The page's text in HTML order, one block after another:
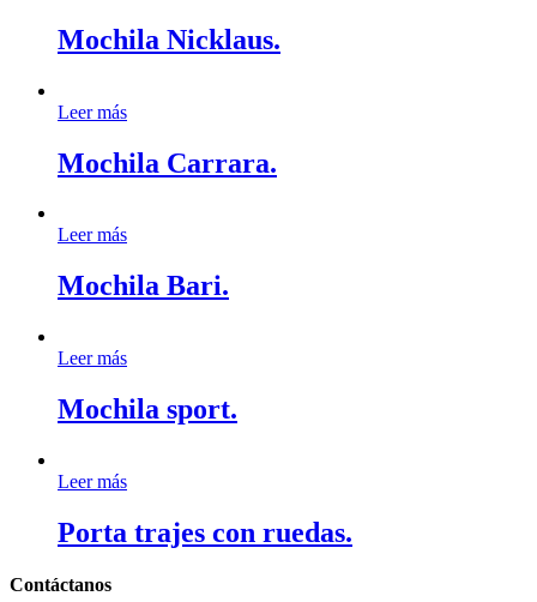
Mochila Nicklaus.
Leer más
Mochila Carrara.
Leer más
Mochila Bari.
Leer más
Mochila sport.
Leer más
Porta trajes con ruedas.
Contáctanos